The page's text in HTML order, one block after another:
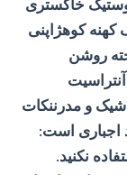
کوهژاپنی
روشن
و مدرننکات
سیمان سفید اجباری است:
نکنید.